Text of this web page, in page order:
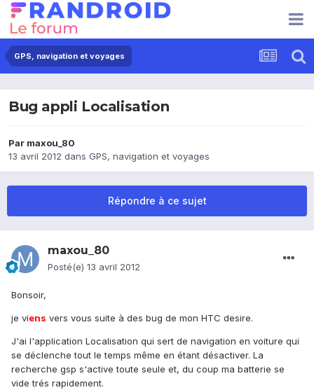
GPS, navigation et voyages
Bug appli Localisation
Par maxou_80
13 avril 2012 dans GPS, navigation et voyages
Répondre à ce sujet
maxou_80
Posté(e) 13 avril 2012
Bonsoir,
je viens vers vous suite à des bug de mon HTC desire.
J'ai l'application Localisation qui sert de navigation en voiture qui
se déclenche tout le temps même en étant désactiver. La
recherche gsp s'active toute seule et, du coup ma batterie se
vide trés rapidement.